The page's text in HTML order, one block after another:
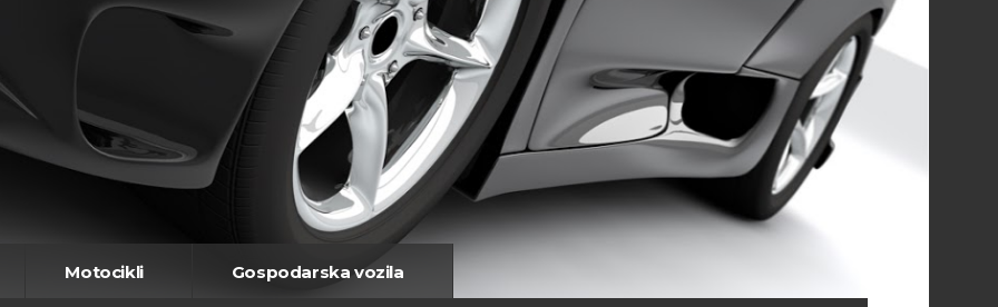
Motocikli Gospodarska vozila